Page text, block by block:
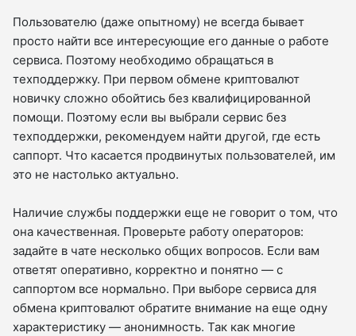
Пользователю (даже опытному) не всегда бывает
просто найти все интересующие его данные о работе
сервиса. Поэтому необходимо обращаться в
техподдержку. При первом обмене криптовалют
новичку сложно обойтись без квалифицированной
помощи. Поэтому если вы выбрали сервис без
техподдержки, рекомендуем найти другой, где есть
саппорт. Что касается продвинутых пользователей, им
это не настолько актуально.
Наличие службы поддержки еще не говорит о том, что
она качественная. Проверьте работу операторов:
задайте в чате несколько общих вопросов. Если вам
ответят оперативно, корректно и понятно — с
саппортом все нормально. При выборе сервиса для
обмена криптовалют обратите внимание на еще одну
характеристику — анонимность. Так как многие